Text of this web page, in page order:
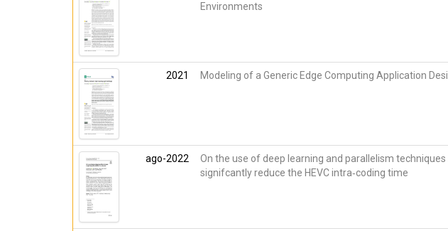
Environments
2021 Modeling of a Generic Edge Computing Application
ago-2022
On the use of deep learning and parallelism techniques
signifcantly reduce the HEVC intra‑coding time